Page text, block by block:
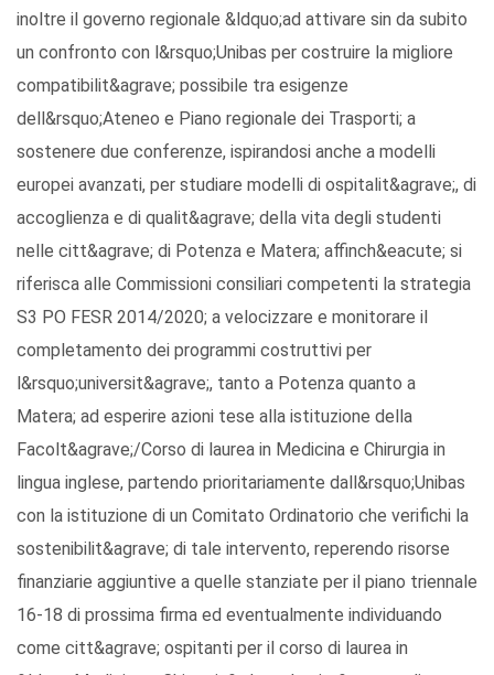
inoltre il governo regionale &ldquo;ad attivare sin da subito
un confronto con l&rsquo;Unibas per costruire la migliore
compatibilit&agrave; possibile tra esigenze
dell&rsquo;Ateneo e Piano regionale dei Trasporti; a
sostenere due conferenze, ispirandosi anche a modelli
europei avanzati, per studiare modelli di ospitalit&agrave;, di
accoglienza e di qualit&agrave; della vita degli studenti
nelle citt&agrave; di Potenza e Matera; affinch&eacute; si
riferisca alle Commissioni consiliari competenti la strategia
S3 PO FESR 2014/2020; a velocizzare e monitorare il
completamento dei programmi costruttivi per
l&rsquo;universit&agrave;, tanto a Potenza quanto a
Matera; ad esperire azioni tese alla istituzione della
Facolt&agrave;/Corso di laurea in Medicina e Chirurgia in
lingua inglese, partendo prioritariamente dall&rsquo;Unibas
con la istituzione di un Comitato Ordinatorio che verifichi la
sostenibilit&agrave; di tale intervento, reperendo risorse
finanziarie aggiuntive a quelle stanziate per il piano triennale
16-18 di prossima firma ed eventualmente individuando
come citt&agrave; ospitanti per il corso di laurea in